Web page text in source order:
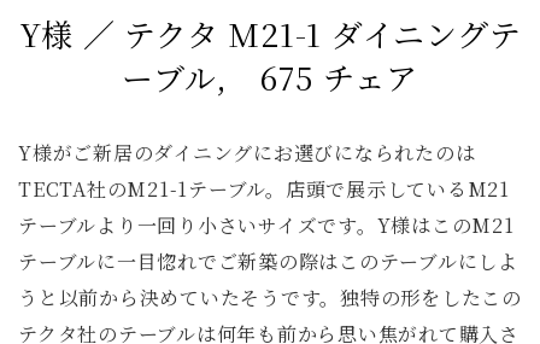
Y様 ／ テクタ M21-1 ダイニングテ
ーブル, 675 チェア
Y様がご新居のダイニングにお選びになられたのは
TECTA社のM21-1テーブル。店頭で展示しているM21
テーブルより一回り小さいサイズです。Y様はこのM21
テーブルに一目惚れでご新築の際はこのテーブルにしよ
うと以前から決めていたそうです。独特の形をしたこの
テクタ社のテーブルは何年も前から思い焦がれて購入さ